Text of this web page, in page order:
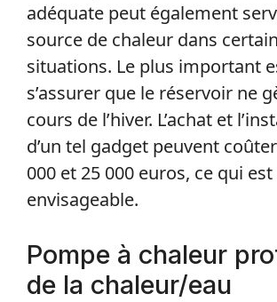
adéquate peut également
source de chaleur dans
situations. Le plus important
s’assurer que le réservoir ne
cours de l’hiver. L’achat et
d’un tel gadget peuvent
000 et 25 000 euros, ce qui
envisageable.
Pompe à chaleur
de la chaleur/eau